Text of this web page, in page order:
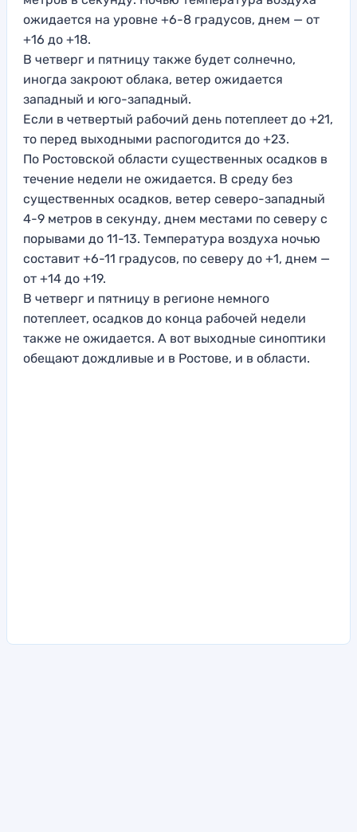
ожидается на уровне +6-8 градусов, днем — от
+16 до +18.
В четверг и пятницу также будет солнечно,
иногда закроют облака, ветер ожидается
западный и юго-западный.
Если в четвертый рабочий день потеплеет до +21,
то перед выходными распогодится до +23.
По Ростовской области существенных осадков в
течение недели не ожидается. В среду без
существенных осадков, ветер северо-западный
4-9 метров в секунду, днем местами по северу с
порывами до 11-13. Температура воздуха ночью
составит +6-11 градусов, по северу до +1, днем —
от +14 до +19.
В четверг и пятницу в регионе немного
потеплеет, осадков до конца рабочей недели
также не ожидается. А вот выходные синоптики
обещают дождливые и в Ростове, и в области.